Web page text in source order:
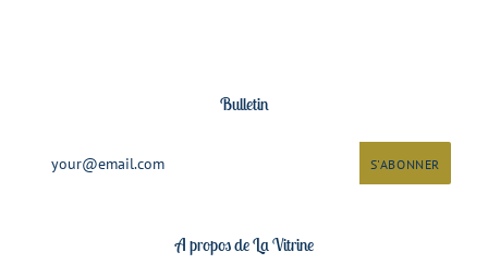
Bulletin
A propos de La Vitrine